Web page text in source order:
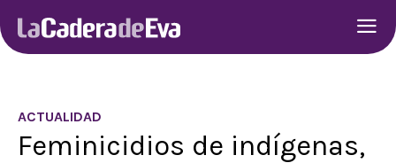
ACTUALIDAD
Feminicidios de indígenas,